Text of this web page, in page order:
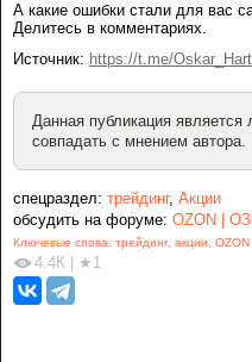
А какие ошибки стали для вас
Делитесь в комментариях.
Источник: https://t.me/
Данная публикация
совпадать с мнением автора.
спецраздел: трейдинг, Акции
обсудить на форуме: OZON |
Ключевые слова: трейдинг, акции OZON
4.4К
★1